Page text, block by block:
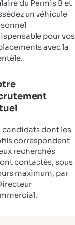
du Permis B et
un véhicule
pour vos
avec la
candidats dont les
correspondent
recherchés
contactés, sous
maximum, par